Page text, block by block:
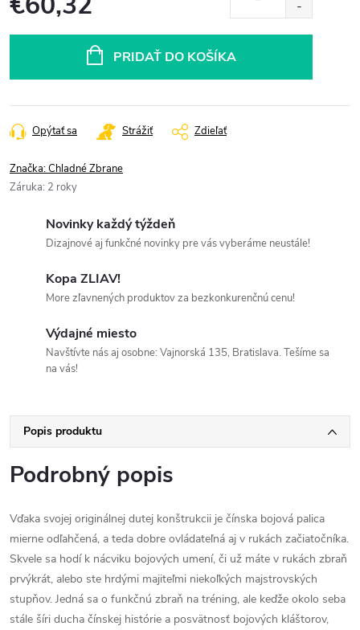
PRIDAŤ DO KOŠÍKA
Opýtať sa Strážiť Zdieľať
Značka:Chladné Zbrane
Záruka: 2 roky
Novinky každý týždeň
Dizajnové aj funkčné novinky pre vás vyberáme neustále!
Kopa ZLIAV!
More zľavnených produktov za bezkonkurenčnú cenu!
Výdajné miesto
Navštívte nás aj osobne: Vajnorská 135, Bratislava. Tešíme sa
na vás!
Popis produktu
Podrobný popis
Vďaka svojej originálnej dutej konštrukcii je čínska bojová palica
mierne odľahčená, a teda dobre ovládateľná aj v rukách začiatočníka.
Skvele sa hodí k nácviku bojových umení, či už máte v rukách zbraň
prvýkrát, alebo ste hrdými majiteľmi niekoľkých majstrovských
stupňov. Jedná sa o funkčnú zbraň na tréning, ale keďže okolo seba
stále šíri ducha čínskej histórie a posvätnosť bojových kláštorov,